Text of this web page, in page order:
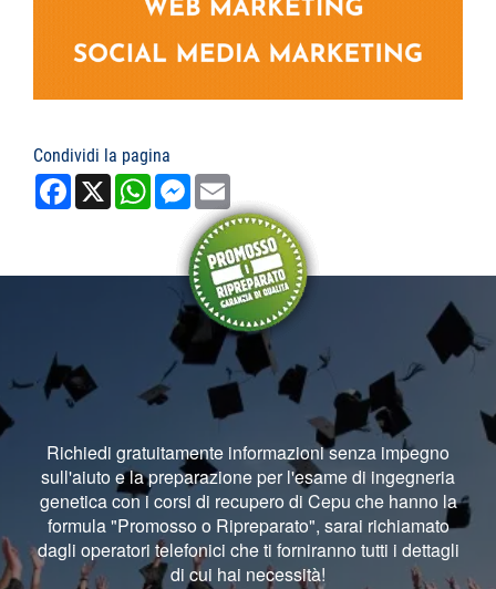
Condividi la pagina
Facebook
X WhatsAppMessenger
Richiedi gratuitamente informazioni senza impegno
sull'aiuto e la preparazione per l'esame di ingegneria
genetica con i corsi di recupero di Cepu che hanno la
formula "Promosso o Ripreparato", sarai richiamato
dagli operatori telefonici che ti forniranno tutti i dettagli
di cui hai necessità!